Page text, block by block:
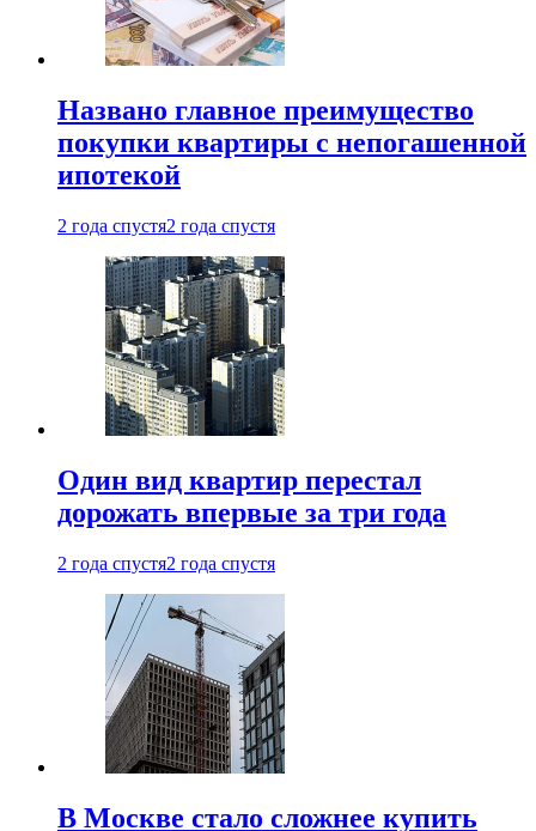
Названо главное преимущество
покупки квартиры с непогашенной
ипотекой
2 года спустя2 года спустя
Один вид квартир перестал
дорожать впервые за три года
2 года спустя2 года спустя
В Москве стало сложнее купить